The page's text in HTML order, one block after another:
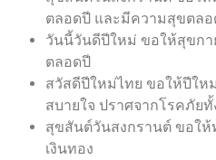
ตลอดปี และมีความสุขตลอ
วันนี้วันดีปีใหม่ ขอให้สุขกา
ตลอดปี
สวัสดีปีใหม่ไทย ขอให้ปีให
สบายใจ ปราศจากโรคภัยทั้
สุขสันต์วันสงกรานต์ ขอใ
เงินทอง